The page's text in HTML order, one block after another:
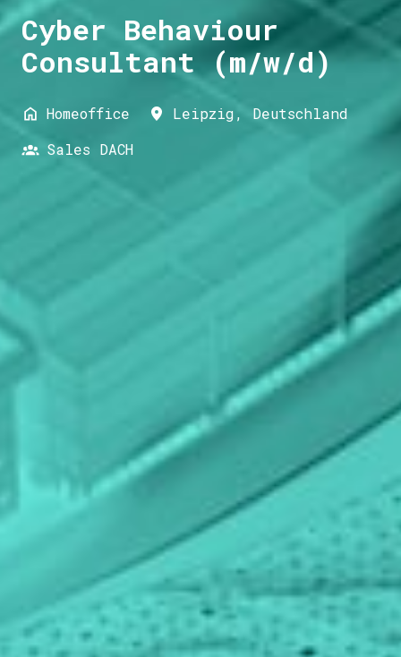
Cyber Behaviour
Consultant (m/w/d)
Homeoffice Leipzig,
Deutschland
Sales DACH